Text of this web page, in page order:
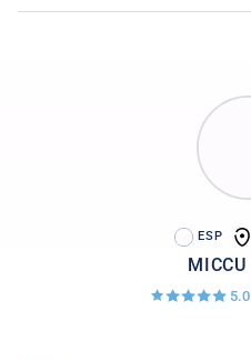
ESP
MICCU
5.0